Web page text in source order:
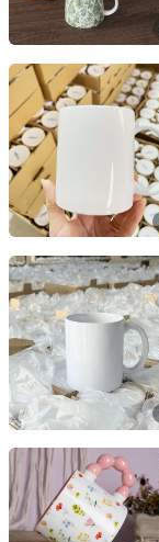
Zibo Seefy Light
Shandong,
Zibo Seefy Light
Shandong,
Changsha Happy
Hunan, China